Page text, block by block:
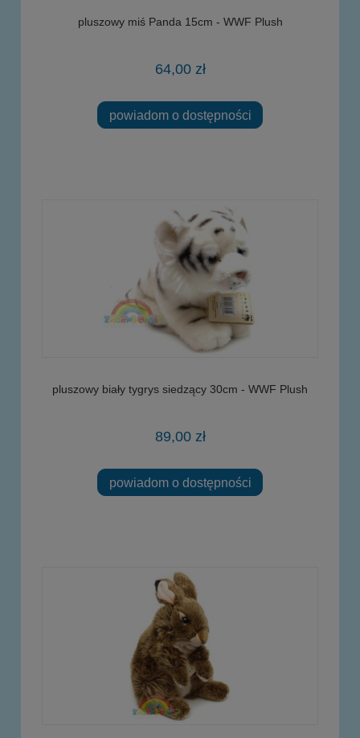
pluszowy miś Panda 15cm - WWF Plush
64,00 zł
powiadom o dostępności
pluszowy biały tygrys siedzący 30cm - WWF Plush
89,00 zł
powiadom o dostępności